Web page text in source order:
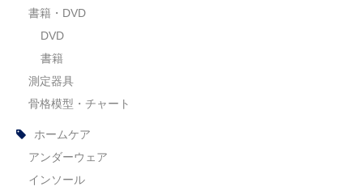
書籍・DVD
DVD
書籍
測定器具
骨格模型・チャート
ホームケア
アンダーウェア
インソール